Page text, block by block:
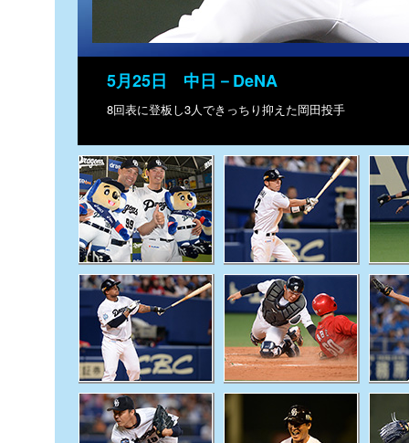
5月25日 中日－DeNA
8回表に登板し3人できっちり抑えた岡田投手